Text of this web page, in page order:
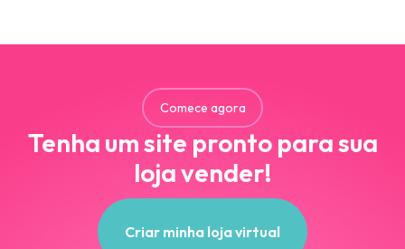
Comece agora
Tenha um site pronto para sua
loja vender!
Criar minha loja virtual